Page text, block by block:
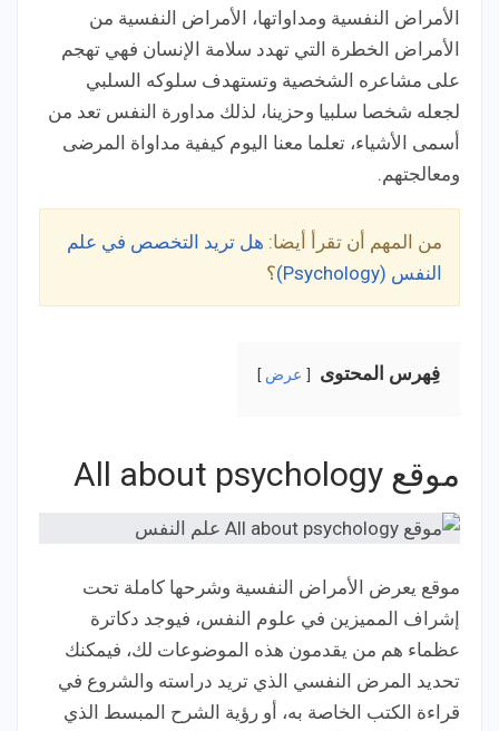
الأمراض النفسية ومداواتها، الأمراض النفسية من
الأمراض الخطرة التي تهدد سلامة الإنسان فهي تهجم
على مشاعره الشخصية وتستهدف سلوكه السلبي
لجعله شخصا سلبيا وحزينا، لذلك مداورة النفس تعد من
أسمى الأشياء، تعلما معنا اليوم كيفية مداواة المرضى
ومعالجتهم.
من المهم أن تقرأ أيضا: هل تريد التخصص في علم
النفس (Psychology)
؟
فِهرس المحتوى عرض
موقع All about psychology
موقع يعرض الأمراض النفسية وشرحها كاملة تحت
إشراف المميزين في علوم النفس، فيوجد دكاترة
عظماء هم من يقدمون هذه الموضوعات لك، فيمكنك
تحديد المرض النفسي الذي تريد دراسته والشروع في
قراءة الكتب الخاصة به، أو رؤية الشرح المبسط الذي